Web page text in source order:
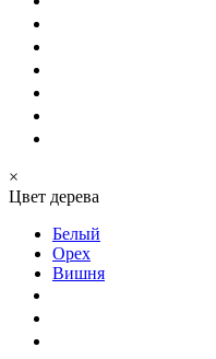
×
Цвет дерева
Белый
Орех
Вишня